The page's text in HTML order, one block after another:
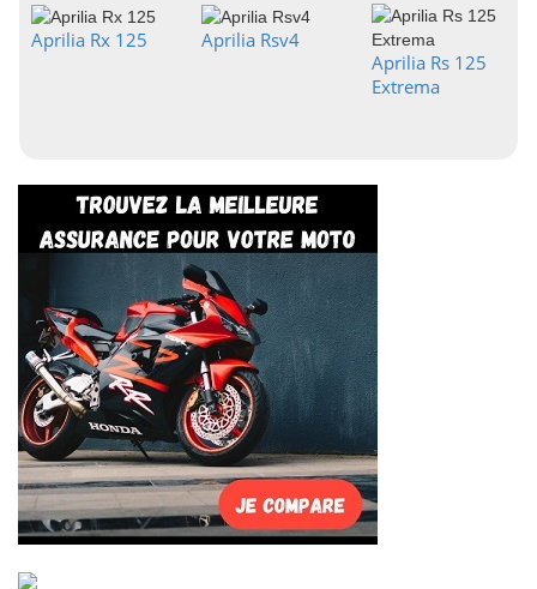
Aprilia Rx 125
Aprilia Rsv4
Aprilia Rs 125
Extrema